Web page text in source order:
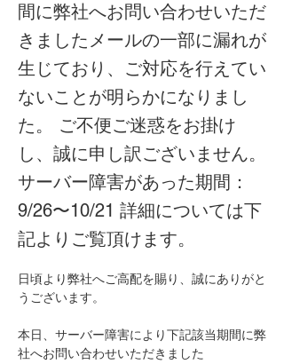
間に弊社へお問い合わせいただ
きましたメールの一部に漏れが
生じており、ご対応を行えてい
ないことが明らかになりまし
た。 ご不便ご迷惑をお掛け
し、誠に申し訳ございません。
サーバー障害があった期間：
9/26〜10/21 詳細については下
記よりご覧頂けます。
日頃より弊社へご高配を賜り、誠にありがと
うございます。
本日、サーバー障害により下記該当期間に弊
社へお問い合わせいただきました